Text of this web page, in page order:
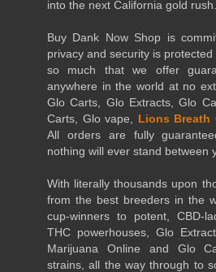
into the next California gold rush.
Buy Dank Now Shop is
privacy and security is
so much that we offer
anywhere in the world at no
Glo Carts, Glo Extracts, Glo
Carts, Glo vape, Lions Breath
All orders are fully
nothing will ever stand between
With literally thousands upon
from the best breeders in the
cup-winners to potent, CBD-
THC powerhouses, Glo
Marijuana Online and Glo
strains, all the way through to